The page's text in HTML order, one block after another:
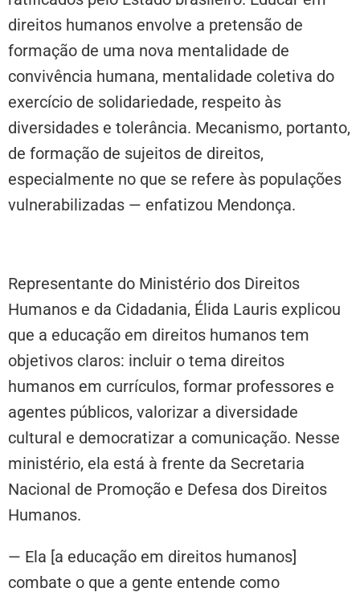
direitos humanos envolve a pretensão de
formação de uma nova mentalidade de
convivência humana, mentalidade coletiva do
exercício de solidariedade, respeito às
diversidades e tolerância. Mecanismo, portanto,
de formação de sujeitos de direitos,
especialmente no que se refere às populações
vulnerabilizadas — enfatizou Mendonça.
Representante do Ministério dos Direitos
Humanos e da Cidadania, Élida Lauris explicou
que a educação em direitos humanos tem
objetivos claros: incluir o tema direitos
humanos em currículos, formar professores e
agentes públicos, valorizar a diversidade
cultural e democratizar a comunicação. Nesse
ministério, ela está à frente da Secretaria
Nacional de Promoção e Defesa dos Direitos
Humanos.
— Ela [a educação em direitos humanos]
combate o que a gente entende como